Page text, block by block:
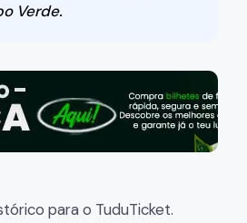
Verde.
para o TuduTicket.